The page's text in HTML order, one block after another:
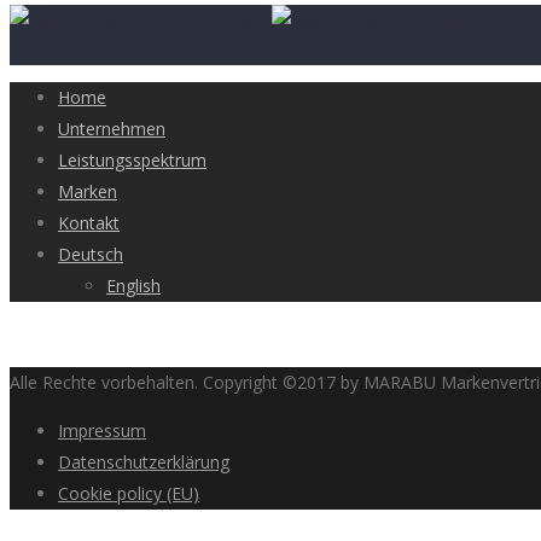
Home
Unternehmen
Leistungsspektrum
Marken
Kontakt
Deutsch
English
Alle Rechte vorbehalten. Copyright ©2017 by MARABU
Impressum
Datenschutzerklärung
Cookie policy (EU)